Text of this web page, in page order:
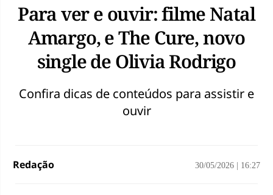
Para ver e ouvir: filme Natal
Amargo, e The Cure, novo
single de Olivia Rodrigo
Confira dicas de conteúdos para assistir e
ouvir
Redação 30/05/2026 16:27